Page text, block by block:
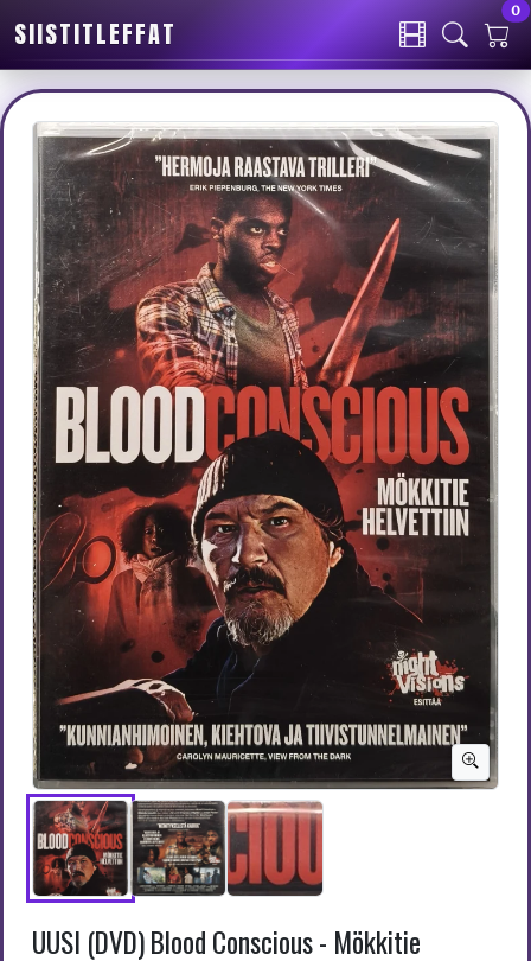
SIISTITLEFFAT
0
UUSI (DVD) Blood Conscious - Mökkitie